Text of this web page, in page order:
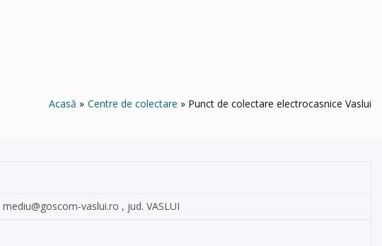
Acasă Centre de colectare Punct de colectare electrocasnice Vaslui
mediu@goscom-vaslui.ro , jud. VASLUI